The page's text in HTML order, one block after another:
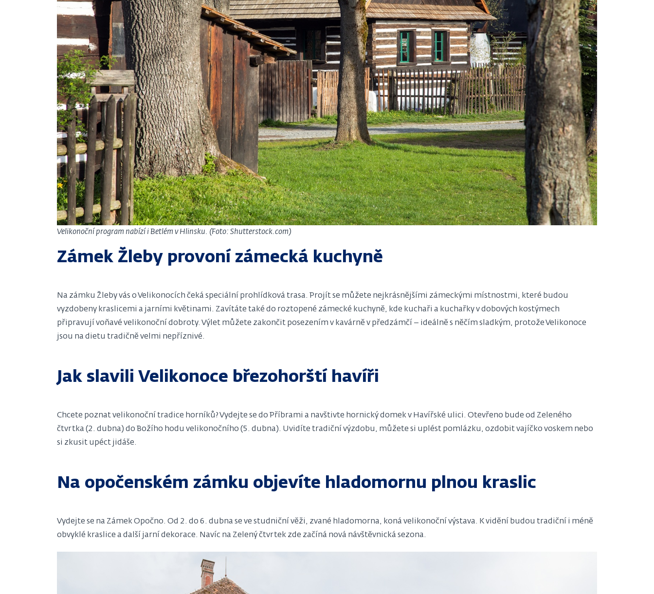
Velikonoční program nabízí i Betlém v Hlinsku. (Foto: Shutterstock.com)
Zámek Žleby provoní zámecká kuchyně
Na zámku Žleby vás o Velikonocích čeká speciální prohlídková trasa. Projít se můžete nejkrásnějšími zámeckými místnostmi, které budou
vyzdobeny kraslicemi a jarními květinami. Zavítáte také do roztopené zámecké kuchyně, kde kuchaři a kuchařky v dobových kostýmech
připravují voňavé velikonoční dobroty. Výlet můžete zakončit posezením v kavárně v předzámčí – ideálně s něčím sladkým, protože Velikonoce
jsou na dietu tradičně velmi nepříznivé.
Jak slavili Velikonoce březohorští havíři
Chcete poznat velikonoční tradice horníků? Vydejte se do Příbrami a navštivte hornický domek v Havířské ulici. Otevřeno bude od Zeleného
čtvrtka (2. dubna) do Božího hodu velikonočního (5. dubna). Uvidíte tradiční výzdobu, můžete si uplést pomlázku, ozdobit vajíčko voskem nebo
si zkusit upéct jidáše.
Na opočenském zámku objevíte hladomornu plnou kraslic
Vydejte se na Zámek Opočno. Od 2. do 6. dubna se ve studniční věži, zvané hladomorna, koná velikonoční výstava. K vidění budou tradiční i méně
obvyklé kraslice a další jarní dekorace. Navíc na Zelený čtvrtek zde začíná nová návštěvnická sezona.